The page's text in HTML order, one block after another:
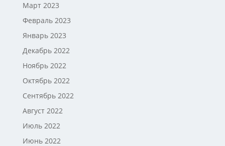
Март 2023
Февраль 2023
Январь 2023
Декабрь 2022
Ноябрь 2022
Октябрь 2022
Сентябрь 2022
Август 2022
Июль 2022
Июнь 2022